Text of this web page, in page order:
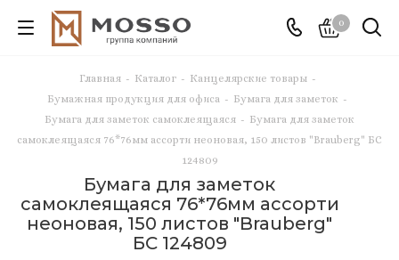
0
Главная - Каталог - Канцелярские товары -
Бумажная продукция для офиса - Бумага для заметок -
Бумага для заметок самоклеящаяся - Бумага для заметок
самоклеящаяся 76*76мм ассорти неоновая, 150 листов "Brauberg" БС
124809
Бумага для заметок
самоклеящаяся 76*76мм ассорти
неоновая, 150 листов "Brauberg"
БС 124809